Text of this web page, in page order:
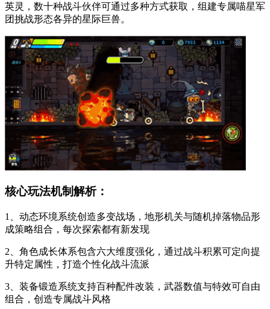
英灵，数十种战斗伙伴可通过多种方式获取，组建专属喵星军
团挑战形态各异的星际巨兽。
核心玩法机制解析：
1、动态环境系统创造多变战场，地形机关与随机掉落物品形
成策略组合，每次探索都有新发现
2、角色成长体系包含六大维度强化，通过战斗积累可定向提
升特定属性，打造个性化战斗流派
3、装备锻造系统支持百种配件改装，武器数值与特效可自由
组合，创造专属战斗风格